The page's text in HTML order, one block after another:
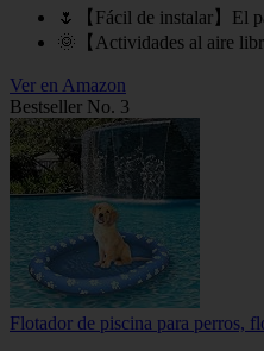
🌷【Fácil de instalar】El
🌞【Actividades al aire
Ver en Amazon
Bestseller No. 3
Flotador de piscina para perros,